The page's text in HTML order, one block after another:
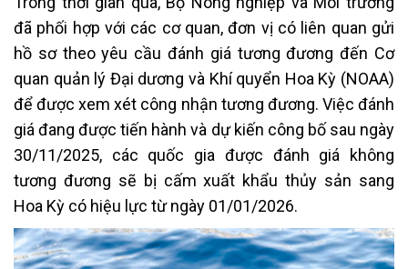
đã phối hợp với các cơ quan, đơn vị có liên quan gửi
hồ sơ theo yêu cầu đánh giá tương đương đến Cơ
quan quản lý Đại dương và Khí quyển Hoa Kỳ (NOAA)
để được xem xét công nhận tương đương. Việc đánh
giá đang được tiến hành và dự kiến công bố sau ngày
30/11/2025, các quốc gia được đánh giá không
tương đương sẽ bị cấm xuất khẩu thủy sản sang
Hoa Kỳ có hiệu lực từ ngày 01/01/2026.